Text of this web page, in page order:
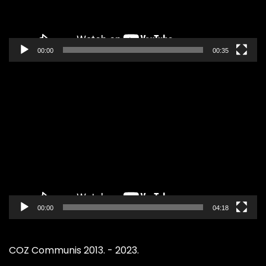
00:00 00:35
00:00 04:18
COZ Communis 2013. - 2023.